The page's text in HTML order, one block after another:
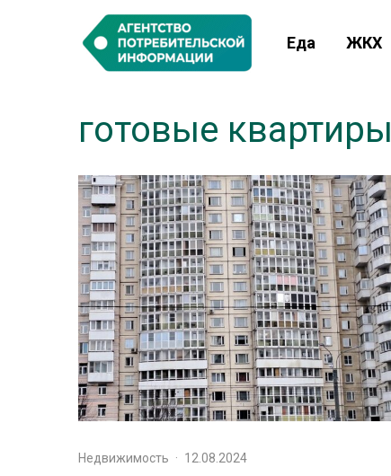
Еда ЖКХ
готовые квартиры
Недвижимость · 12.08.2024